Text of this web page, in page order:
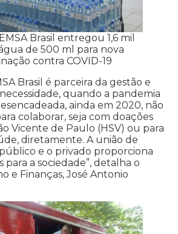
Brasil entregou 1,6 mil
de 500 ml para nova
contra COVID-19
Brasil é parceira da gestão e
quando a pandemia
ainda em 2020, não
colaborar, seja com doações
Vicente de Paulo (HSV) ou para
diretamente. A união de
e o privado proporciona
a sociedade”, detalha o
e Finanças, José Antonio